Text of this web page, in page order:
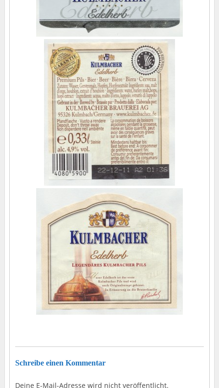
Schreibe einen Kommentar
Deine E-Mail-Adresse wird nicht veröffentlicht.